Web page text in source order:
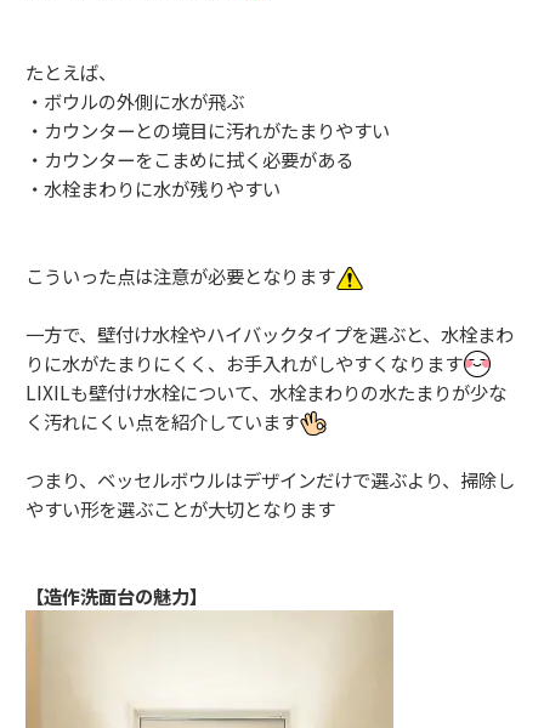
たとえば、
・ボウルの外側に水が飛ぶ
・カウンターとの境目に汚れがたまりやすい
・カウンターをこまめに拭く必要がある
・水栓まわりに水が残りやすい
こういった点は注意が必要となります
一方で、壁付け水栓やハイバックタイプを選ぶと、水栓まわ
りに水がたまりにくく、お手入れがしやすくなります
LIXILも壁付け水栓について、水栓まわりの水たまりが少な
く汚れにくい点を紹介しています
つまり、ベッセルボウルはデザインだけで選ぶより、掃除し
やすい形を選ぶことが大切となります
【造作洗面台の魅力】